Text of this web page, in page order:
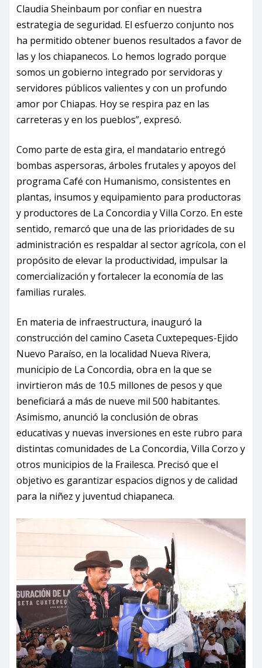
Claudia Sheinbaum por confiar en nuestra
estrategia de seguridad. El esfuerzo conjunto nos
ha permitido obtener buenos resultados a favor de
las y los chiapanecos. Lo hemos logrado porque
somos un gobierno integrado por servidoras y
servidores públicos valientes y con un profundo
amor por Chiapas. Hoy se respira paz en las
carreteras y en los pueblos”, expresó.
Como parte de esta gira, el mandatario entregó
bombas aspersoras, árboles frutales y apoyos del
programa Café con Humanismo, consistentes en
plantas, insumos y equipamiento para productoras
y productores de La Concordia y Villa Corzo. En este
sentido, remarcó que una de las prioridades de su
administración es respaldar al sector agrícola, con el
propósito de elevar la productividad, impulsar la
comercialización y fortalecer la economía de las
familias rurales.
En materia de infraestructura, inauguró la
construcción del camino Caseta Cuxtepeques-Ejido
Nuevo Paraíso, en la localidad Nueva Rivera,
municipio de La Concordia, obra en la que se
invirtieron más de 10.5 millones de pesos y que
beneficiará a más de nueve mil 500 habitantes.
Asimismo, anunció la conclusión de obras
educativas y nuevas inversiones en este rubro para
distintas comunidades de La Concordia, Villa Corzo y
otros municipios de la Frailesca. Precisó que el
objetivo es garantizar espacios dignos y de calidad
para la niñez y juventud chiapaneca.